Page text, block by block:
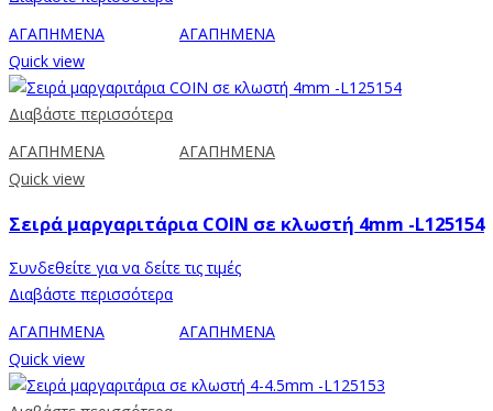
ΑΓΑΠΗΜΕΝΑ
ΑΓΑΠΗΜΕΝΑ
Quick view
Διαβάστε περισσότερα
ΑΓΑΠΗΜΕΝΑ
ΑΓΑΠΗΜΕΝΑ
Quick view
Σειρά μαργαριτάρια COIN σε κλωστή 4mm -L125154
Συνδεθείτε για να δείτε τις τιμές
Διαβάστε περισσότερα
ΑΓΑΠΗΜΕΝΑ
ΑΓΑΠΗΜΕΝΑ
Quick view